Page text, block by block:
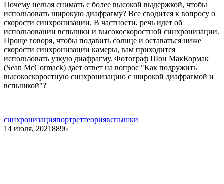
Почему нельзя снимать с более высокой выдержкой, чтобы
использовать широкую диафрагму? Все сводится к вопросу о
скорости синхронизации. В частности, речь идет об
использовании вспышки и высокоскоростной синхронизации.
Проще говоря, чтобы подавить солнце и оставаться ниже
скорости синхронизации камеры, вам приходится
использовать узкую диафрагму. Фотограф Шон МакКормак
(Sean McCormack) дает ответ на вопрос "Как подружить
высокоскоростную синхронизацию с широкой диафрагмой и
вспышкой"?
синхронизацияпортреттеориявспышки
14 июля, 20218896